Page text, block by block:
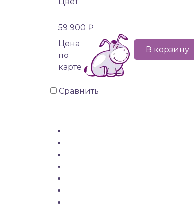
59 900 ₽
Цена
по
карте
В корзину
Сравнить